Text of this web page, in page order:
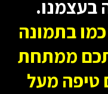
בעצמנו.
בתמונה
ממתחת
טיפה מעל